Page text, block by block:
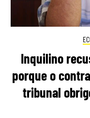
Inquilino
porque o
tribunal